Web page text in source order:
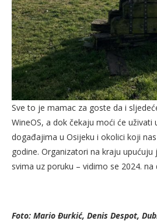
Sve to je mamac za goste da i
WineOS, a dok čekaju moći će uživati
događajima u Osijeku i okolici koji
godine. Organizatori na kraju upućuju
svima uz poruku – vidimo se 2024. na
Foto: Mario Đurkić, Denis Despot,